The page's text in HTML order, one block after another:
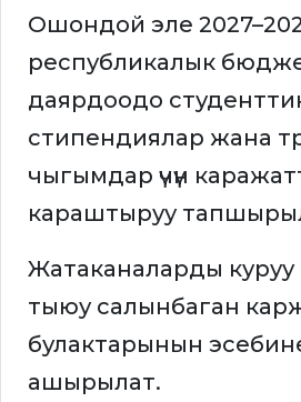
Ошондой эле
республикалык
даярдоодо
стипендиялар жана
чыгымдар үчүн
караштыруу
Жатаканаларды
тыюу салынбаган
булактарынын
ашырылат.